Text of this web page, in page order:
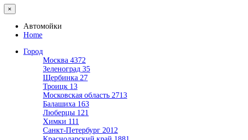
×
Автомойки
Home
Город
Москва 4372
Зеленоград 35
Щербинка 27
Троицк 13
Московская область 2713
Балашиха 163
Люберцы 121
Химки 111
Санкт-Петербург 2012